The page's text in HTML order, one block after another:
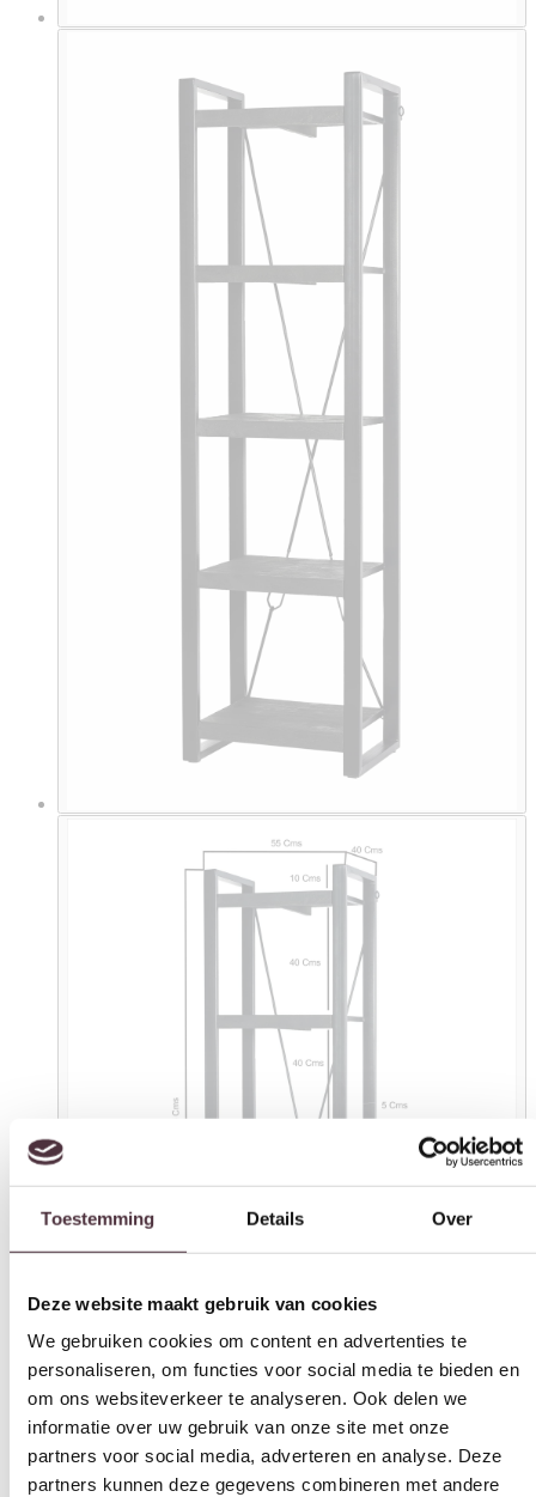
personaliseren, om functies voor social media te bieden en
om ons websiteverkeer te analyseren. Ook delen we
informatie over uw gebruik van onze site met onze
partners voor social media, adverteren en analyse. Deze
partners kunnen deze gegevens combineren met andere